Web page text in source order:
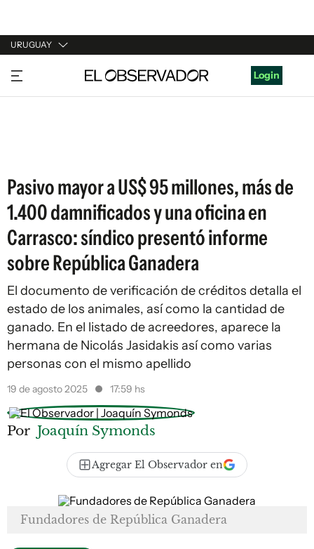
URUGUAY
URUGUAY
ARGENTINA
Login
Pasivo mayor a US$ 95 millones, más de
1.400 damnificados y una oficina en
Carrasco: síndico presentó informe
sobre República Ganadera
El documento de verificación de créditos detalla el
estado de los animales, así como la cantidad de
ganado. En el listado de acreedores, aparece la
hermana de Nicolás Jasidakis así como varias
personas con el mismo apellido
19 de agosto 2025 17:59 hs
Por Joaquín Symonds
Agregar El Observador en
Fundadores de República Ganadera